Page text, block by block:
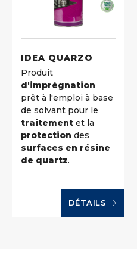
IDEA QUARZO
Produit
d'imprégnation
prêt à l'emploi à base
de solvant pour le
traitement et la
protection des
surfaces en résine
de quartz.
DÉTAILS